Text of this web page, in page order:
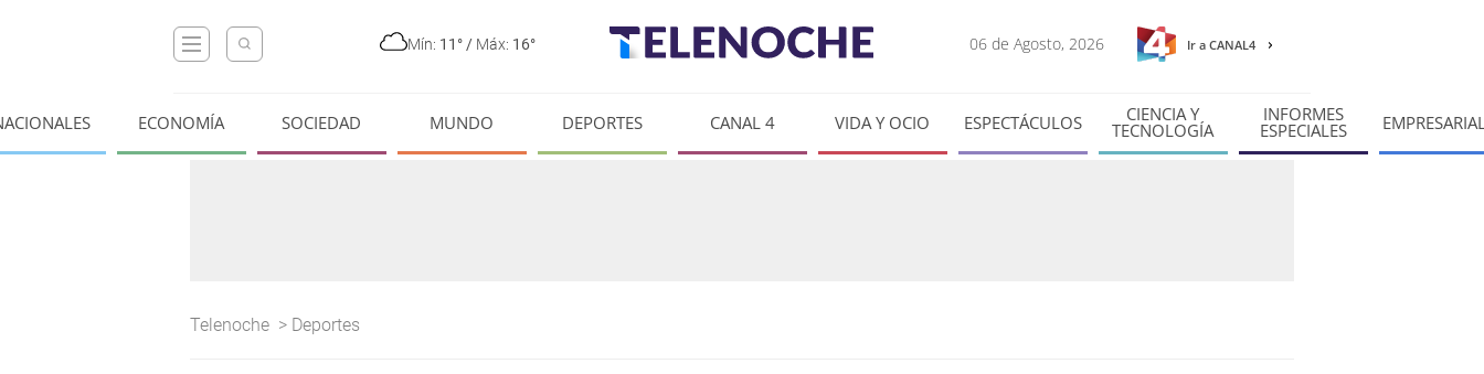
Mín: 11° / Máx: 16° 06 de Agosto, 2026 Ir a CANAL4
ECONOMÍA SOCIEDAD MUNDO DEPORTES CANAL 4 VIDA Y OCIO ESPECTÁCULOS CIENCIA Y
TECNOLOGÍA
INFORMES
ESPECIALES
Telenoche > Deportes